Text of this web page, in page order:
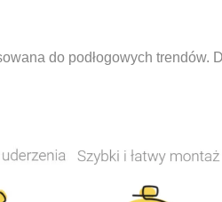
do podłogowych